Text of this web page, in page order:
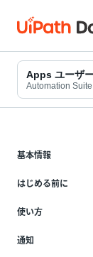
Apps ユーザ
Automation Suite
基本情報
はじめる前に
使い方
通知